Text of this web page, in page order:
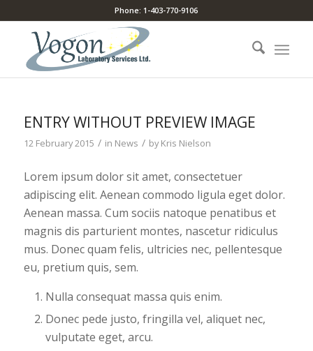
Phone: 1-403-770-9106
ENTRY WITHOUT PREVIEW IMAGE
12 February 2015 / in News / byKris Nielson
Lorem ipsum dolor sit amet, consectetuer
adipiscing elit. Aenean commodo ligula eget dolor.
Aenean massa. Cum sociis natoque penatibus et
magnis dis parturient montes, nascetur ridiculus
mus. Donec quam felis, ultricies nec, pellentesque
eu, pretium quis, sem.
Nulla consequat massa quis enim.
Donec pede justo, fringilla vel, aliquet nec,
vulputate eget, arcu.